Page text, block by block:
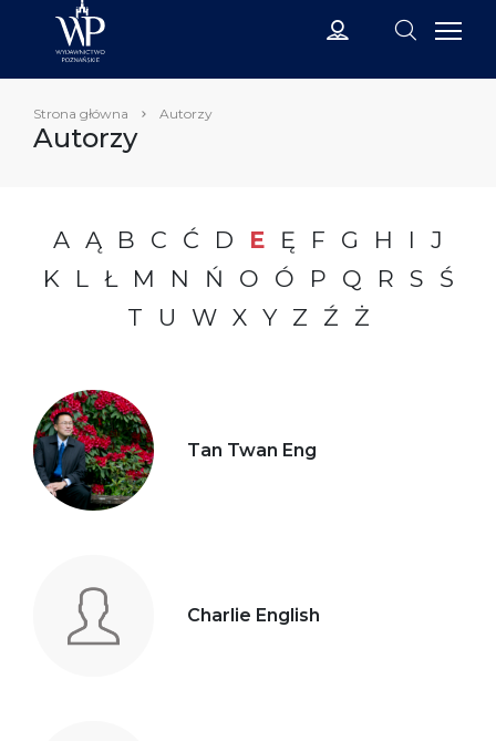
Strona główna Autorzy
Autorzy
A Ą B C Ć D E Ę F G H I
J
K
L Ł M N Ń O Ó P Q R S
Ś
T
U W X Y Z Ź Ż
Tan Twan Eng
Charlie English